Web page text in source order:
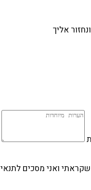
אליך
ואני מסכים לתנאי